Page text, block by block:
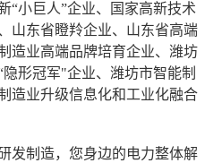
小巨人”企业、国家高新技术
山东省瞪羚企业、山东省高端
造业高端品牌培育企业、潍坊
形冠军"企业、潍坊市智能制
造业升级信息化和工业化融合
制造，您身边的电力整体解